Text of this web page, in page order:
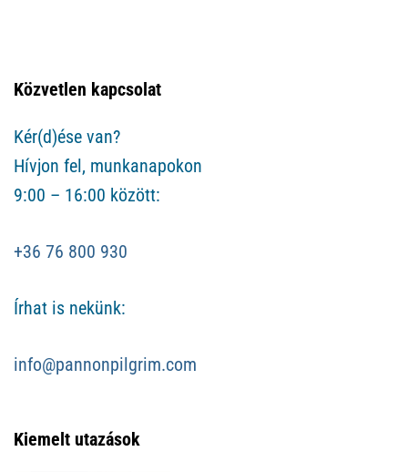
Közvetlen kapcsolat
Kér(d)ése van?
Hívjon fel, munkanapokon
9:00 – 16:00 között:
+36 76 800 930
Írhat is nekünk:
info@pannonpilgrim.com
Kiemelt utazások